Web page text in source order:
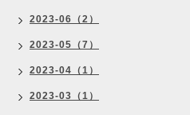
2023-06（2）
2023-05（7）
2023-04（1）
2023-03（1）